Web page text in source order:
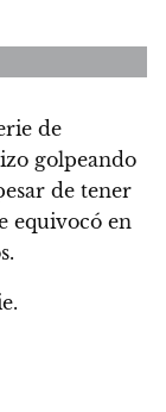
de
golpeando
de tener
equivocó en